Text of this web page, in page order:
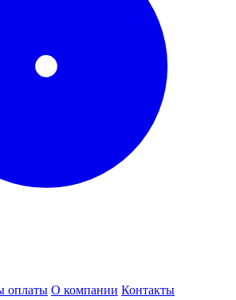
оплаты О компании Контакты